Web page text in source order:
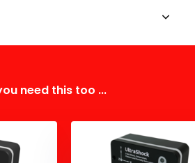
need this too ...